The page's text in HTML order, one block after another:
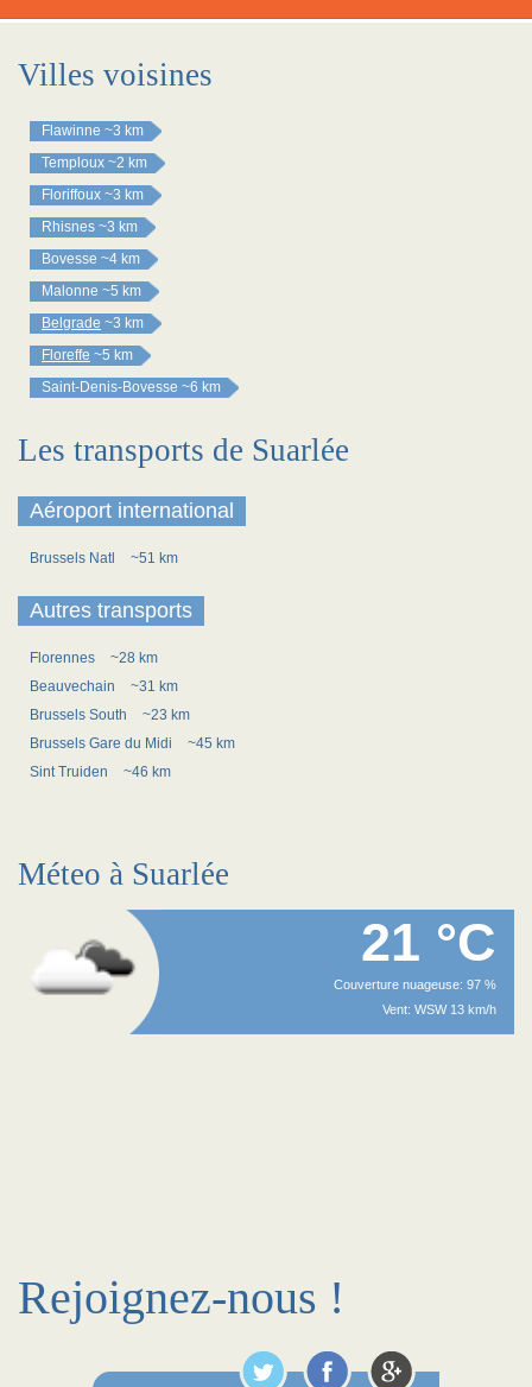
Villes voisines
Flawinne ~3 km
Temploux ~2 km
Floriffoux ~3 km
Rhisnes ~3 km
Bovesse ~4 km
Malonne ~5 km
Belgrade ~3 km
Floreffe ~5 km
Saint-Denis-Bovesse ~6 km
Les transports de Suarlée
Aéroport international
Brussels Natl ~51 km
Autres transports
Florennes
~28 km
Beauvechain
~31 km
Brussels South
~23 km
Brussels Gare du Midi
~45 km
Sint Truiden
~46 km
Méteo à Suarlée
21 °C
Couverture nuageuse: 97 %
Vent: WSW 13 km/h
Rejoignez-nous !